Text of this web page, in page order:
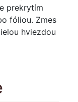
prekrytím
fóliou. Zmes
hviezdou